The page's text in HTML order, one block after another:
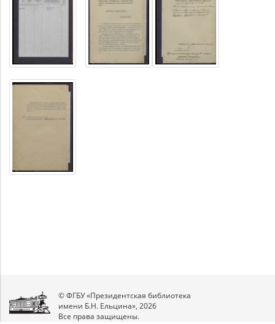
© ФГБУ «Президентская библиотека
имени Б.Н. Ельцина», 2026
Все права защищены.